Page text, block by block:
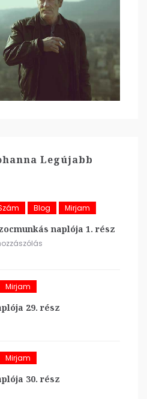
Legújabb
Blog Mirjam
naplója 1. rész
Mirjam
29. rész
Mirjam
30. rész